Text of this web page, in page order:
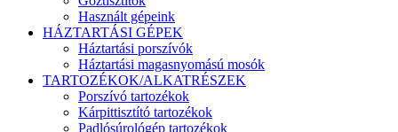
Használt gépeink
HÁZTARTÁSI GÉPEK
Háztartási porszívók
Háztartási magasnyomású mosók
TARTOZÉKOK/ALKATRÉSZEK
Porszívó tartozékok
Kárpittisztító tartozékok
Padlósúrológép tartozékok